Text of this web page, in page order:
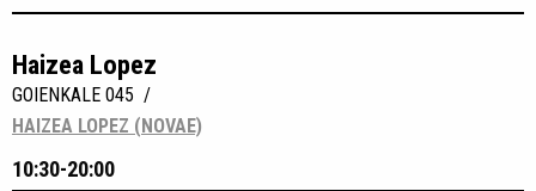
Haizea Lopez
GOIENKALE 045 /
HAIZEA LOPEZ (NOVAE)
10:30-20:00